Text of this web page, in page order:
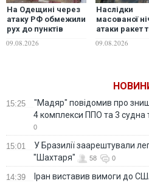
На Одещині через
атаку РФ обмежили
рух до пунктів
пропуску на
кордоні з
09.08.2026
Наслідки
масованої
атаки ракет
БПЛА: у
районах
постраждалі
09.08.2026
15:25
"Мадяр" повідомив про
4 комплекси ППО та 3 судна
0
15:01
У Бразилії заарештували
"Шахтаря"
58 0
14:39
Іран виставив вимоги до